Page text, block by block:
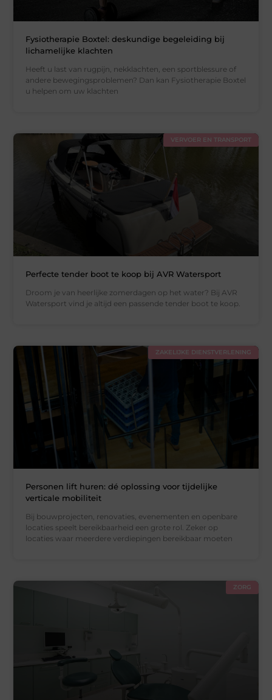
Fysiotherapie Boxtel: deskundige begeleiding bij
lichamelijke klachten
Heeft u last van rugpijn, nekklachten, een sportblessure of
andere bewegingsproblemen? Dan kan Fysiotherapie Boxtel
u helpen om uw klachten
VERVOER EN TRANSPORT
Perfecte tender boot te koop bij AVR Watersport
Droom je van heerlijke zomerdagen op het water? Bij AVR
Watersport vind je altijd een passende tender boot te koop.
ZAKELIJKE DIENSTVERLENING
Personen lift huren: dé oplossing voor tijdelijke
verticale mobiliteit
Bij bouwprojecten, renovaties, evenementen en openbare
locaties speelt bereikbaarheid een grote rol. Zeker op
locaties waar meerdere verdiepingen bereikbaar moeten
ZORG